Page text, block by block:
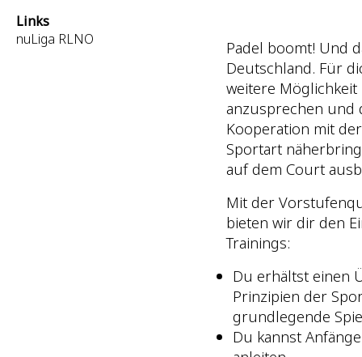
Links
nuLiga RLNO
Padel boomt! Und
Deutschland. Für
weitere
anzusprechen und
Kooperation mit
Sportart
auf dem Court
Mit der
bieten wir dir den
Trainings:
Du erhältst einen
Prinzipien der
grundlegende
Du kannst